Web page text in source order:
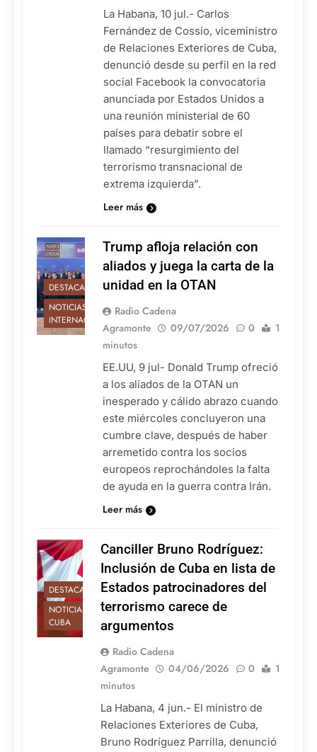
La Habana, 10 jul.- Carlos
Fernández de Cossío, viceministro
de Relaciones Exteriores de Cuba,
denunció desde su perfil en la red
social Facebook la convocatoria
anunciada por Estados Unidos a
una reunión ministerial de 60
países para debatir sobre el
llamado “resurgimiento del
terrorismo transnacional de
extrema izquierda”.
Leer más
DESTACADAS
NOTICIAS
INTERNACIONALES
Trump afloja relación con
aliados y juega la carta de la
unidad en la OTAN
Radio Cadena
Agramonte
09/07/2026 0
1
minutos
EE.UU, 9 jul- Donald Trump ofreció
a los aliados de la OTAN un
inesperado y cálido abrazo cuando
este miércoles concluyeron una
cumbre clave, después de haber
arremetido contra los socios
europeos reprochándoles la falta
de ayuda en la guerra contra Irán.
Leer más
DESTACADAS
NOTICIAS DE
CUBA
Canciller Bruno Rodríguez:
Inclusión de Cuba en lista de
Estados patrocinadores del
terrorismo carece de
argumentos
Radio Cadena
Agramonte
04/06/2026 0
1
minutos
La Habana, 4 jun.- El ministro de
Relaciones Exteriores de Cuba,
Bruno Rodríguez Parrilla, denunció